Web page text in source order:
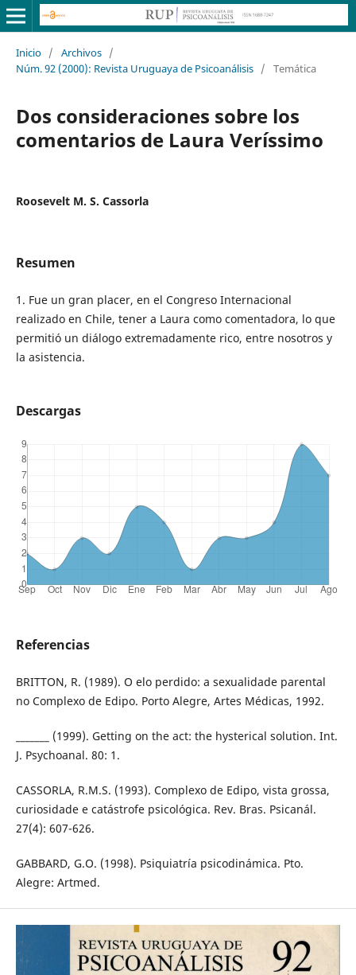
Inicio / Archivos /
Núm. 92 (2000): Revista Uruguaya de Psicoanálisis / Temática
Dos consideraciones sobre los
comentarios de Laura Veríssimo
Roosevelt M. S. Cassorla
Resumen
1. Fue un gran placer, en el Congreso Internacional
realizado en Chile, tener a Laura como comentadora, lo que
permitió un diálogo extremadamente rico, entre nosotros y
la asistencia.
Descargas
Referencias
BRITTON, R. (1989). O elo perdido: a sexualidade parental
no Complexo de Edipo. Porto Alegre, Artes Médicas, 1992.
_______ (1999). Getting on the act: the hysterical solution. Int.
J. Psychoanal. 80: 1.
CASSORLA, R.M.S. (1993). Complexo de Edipo, vista grossa,
curiosidade e catástrofe psicológica. Rev. Bras. Psicanál.
27(4): 607-626.
GABBARD, G.O. (1998). Psiquiatría psicodinámica. Pto.
Alegre: Artmed.